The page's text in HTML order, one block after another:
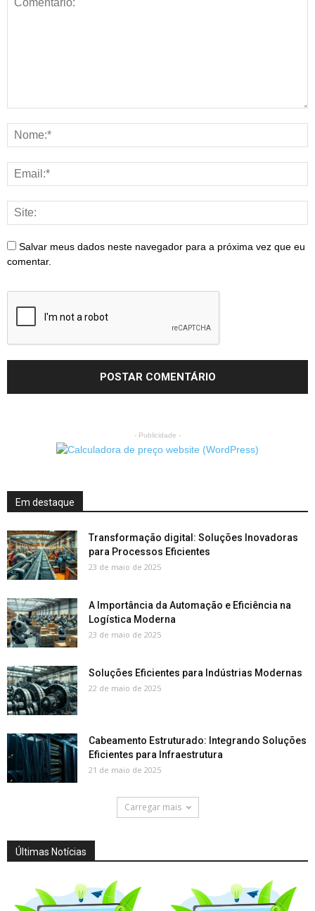
Salvar meus dados neste navegador para a próxima vez que eu
comentar.
- Publicidade -
Em destaque
Transformação digital: Soluções Inovadoras
para Processos Eficientes
23 de maio de 2025
A Importância da Automação e Eficiência na
Logística Moderna
23 de maio de 2025
Soluções Eficientes para Indústrias Modernas
22 de maio de 2025
Cabeamento Estruturado: Integrando Soluções
Eficientes para Infraestrutura
21 de maio de 2025
Carregar mais
Últimas Notícias